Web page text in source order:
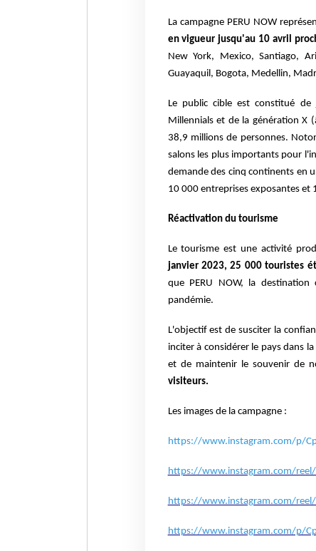
La campagne PERU NOW
en vigueur jusqu'au 10 avril
New York, Mexico, Santiago,
Guayaquil, Bogota, Medellin,
Le public cible est constitué
Millennials et de la génération X
38,9 millions de personnes.
salons les plus importants pour
demande des cinq continents en
10 000 entreprises exposantes et
Réactivation du tourisme
Le tourisme est une activité
janvier 2023, 25 000 touristes
que PERU NOW, la
pandémie.
L'objectif est de susciter la
inciter à considérer le pays dans
et de maintenir le souvenir de
visiteurs.
Les images de la campagne :
https://www.instagram.com/p/
https://www.instagram.com/reel/
https://www.instagram.com/reel/
https://www.instagram.com/p/